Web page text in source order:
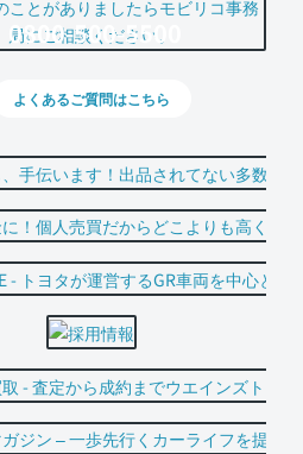
0800-500-5500
よくあるご質問はこちら